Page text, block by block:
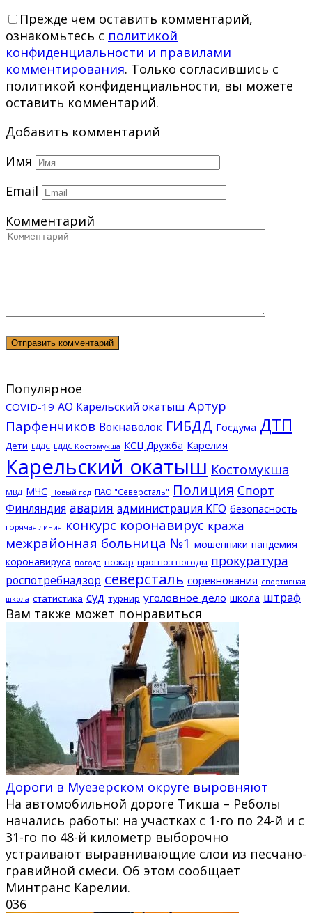
Прежде чем оставить комментарий,
ознакомьтесь с политикой
конфиденциальности и правилами
комментирования. Только согласившись с
политикой конфиденциальности, вы можете
оставить комментарий.
Добавить комментарий
Имя
Email
Комментарий
Популярное
COVID-19 АО Карельский окатыш Артур
Парфенчиков Вокнаволок ГИБДД Госдума ДТП
Дети ЕДДС ЕДДС Костомукша КСЦ Дружба Карелия
Карельский окатыш Костомукша
МВД МЧС Новый год ПАО "Северсталь" Полиция Спорт
Финляндия авария администрация КГО безопасность
горячая линия конкурс коронавирус кража
межрайонная больница №1 мошенники пандемия
коронавируса погода пожар прогноз погоды прокуратура
роспотребнадзор северсталь соревнования спортивная
школа статистика суд турнир уголовное дело школа штраф
Вам также может понравиться
Дороги в Муезерском округе выровняют
На автомобильной дороге Тикша – Реболы
начались работы: на участках с 1-го по 24-й и с
31-го по 48-й километр выборочно
устраивают выравнивающие слои из песчано-
гравийной смеси. Об этом сообщает
Минтранс Карелии.
036